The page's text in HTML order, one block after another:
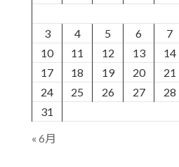
3
4 5 6 7
10
11 12 13 14
17
18 19 20 21
24
25 26 27 28
31
« 6月